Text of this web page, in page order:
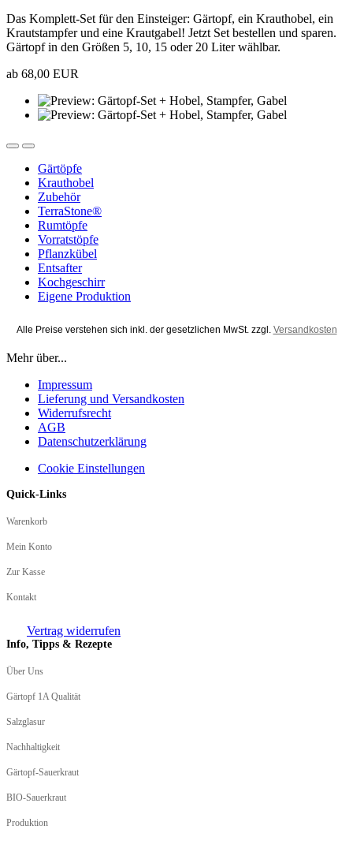
Das Komplett-Set für den Einsteiger: Gärtopf, ein Krauthobel, ein
Krautstampfer und eine Krautgabel! Jetzt Set bestellen und sparen.
Gärtopf in den Größen 5, 10, 15 oder 20 Liter wählbar.
ab 68,00 EUR
Gärtöpfe
Krauthobel
Zubehör
TerraStone®
Rumtöpfe
Vorratstöpfe
Pflanzkübel
Entsafter
Kochgeschirr
Eigene Produktion
Alle Preise verstehen sich inkl. der gesetzlichen MwSt. zzgl. Versandkosten
Mehr über...
Impressum
Lieferung und Versandkosten
Widerrufsrecht
AGB
Datenschutzerklärung
Cookie Einstellungen
Quick-Links
Warenkorb
Mein Konto
Zur Kasse
Kontakt
Vertrag widerrufen
Info, Tipps & Rezepte
Über Uns
Gärtopf 1A Qualität
Salzglasur
Nachhaltigkeit
Gärtopf-Sauerkraut
BIO-Sauerkraut
Produktion